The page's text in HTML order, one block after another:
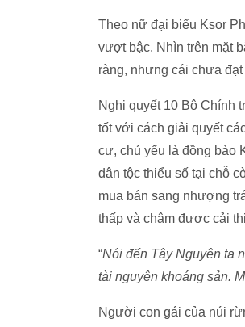
Theo nữ đại biểu Ksor
vượt bậc. Nhìn trên mặt
ràng, nhưng cái chưa
Nghị quyết 10 Bộ Chính
tốt với cách giải quyết
cư, chủ yếu là đồng bào
dân tộc thiểu số tại chỗ
mua bán sang nhượng
thấp và chậm được cải
“Nói đến Tây Nguyên ta
tài nguyên khoáng sản.
Người con gái của núi